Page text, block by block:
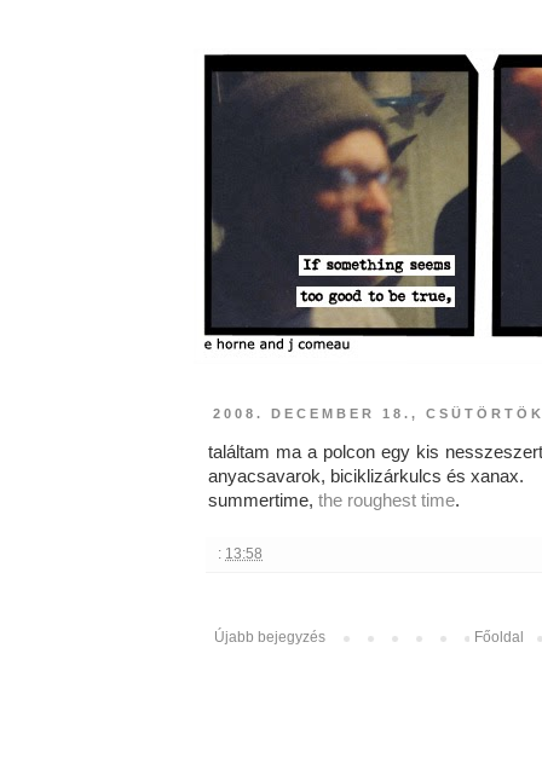
2008. DECEMBER 18.,
találtam ma a polcon egy kis
anyacsavarok, biciklizárkulcs és xanax.
summertime, the roughest time.
: 13:58
Újabb bejegyzés Főoldal